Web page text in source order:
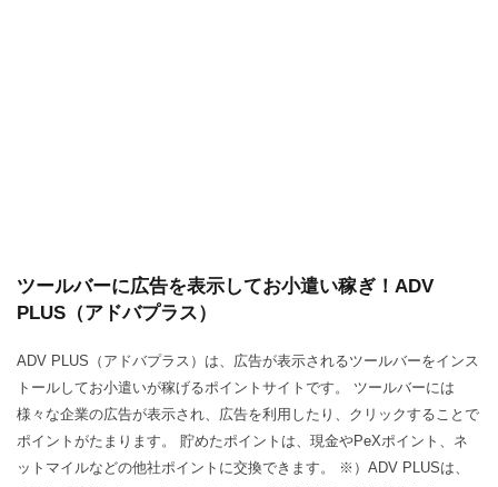
ツールバーに広告を表示してお小遣い稼ぎ！ADV
PLUS（アドバプラス）
ADV PLUS（アドバプラス）は、広告が表示されるツールバーをインス
トールしてお小遣いが稼げるポイントサイトです。 ツールバーには
様々な企業の広告が表示され、広告を利用したり、クリックすることで
ポイントがたまります。 貯めたポイントは、現金やPeXポイント、ネ
ットマイルなどの他社ポイントに交換できます。 ※）ADV PLUSは、